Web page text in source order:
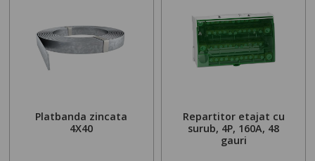
Platbanda zincata
4X40
Repartitor etajat cu
surub, 4P, 160A, 48
gauri